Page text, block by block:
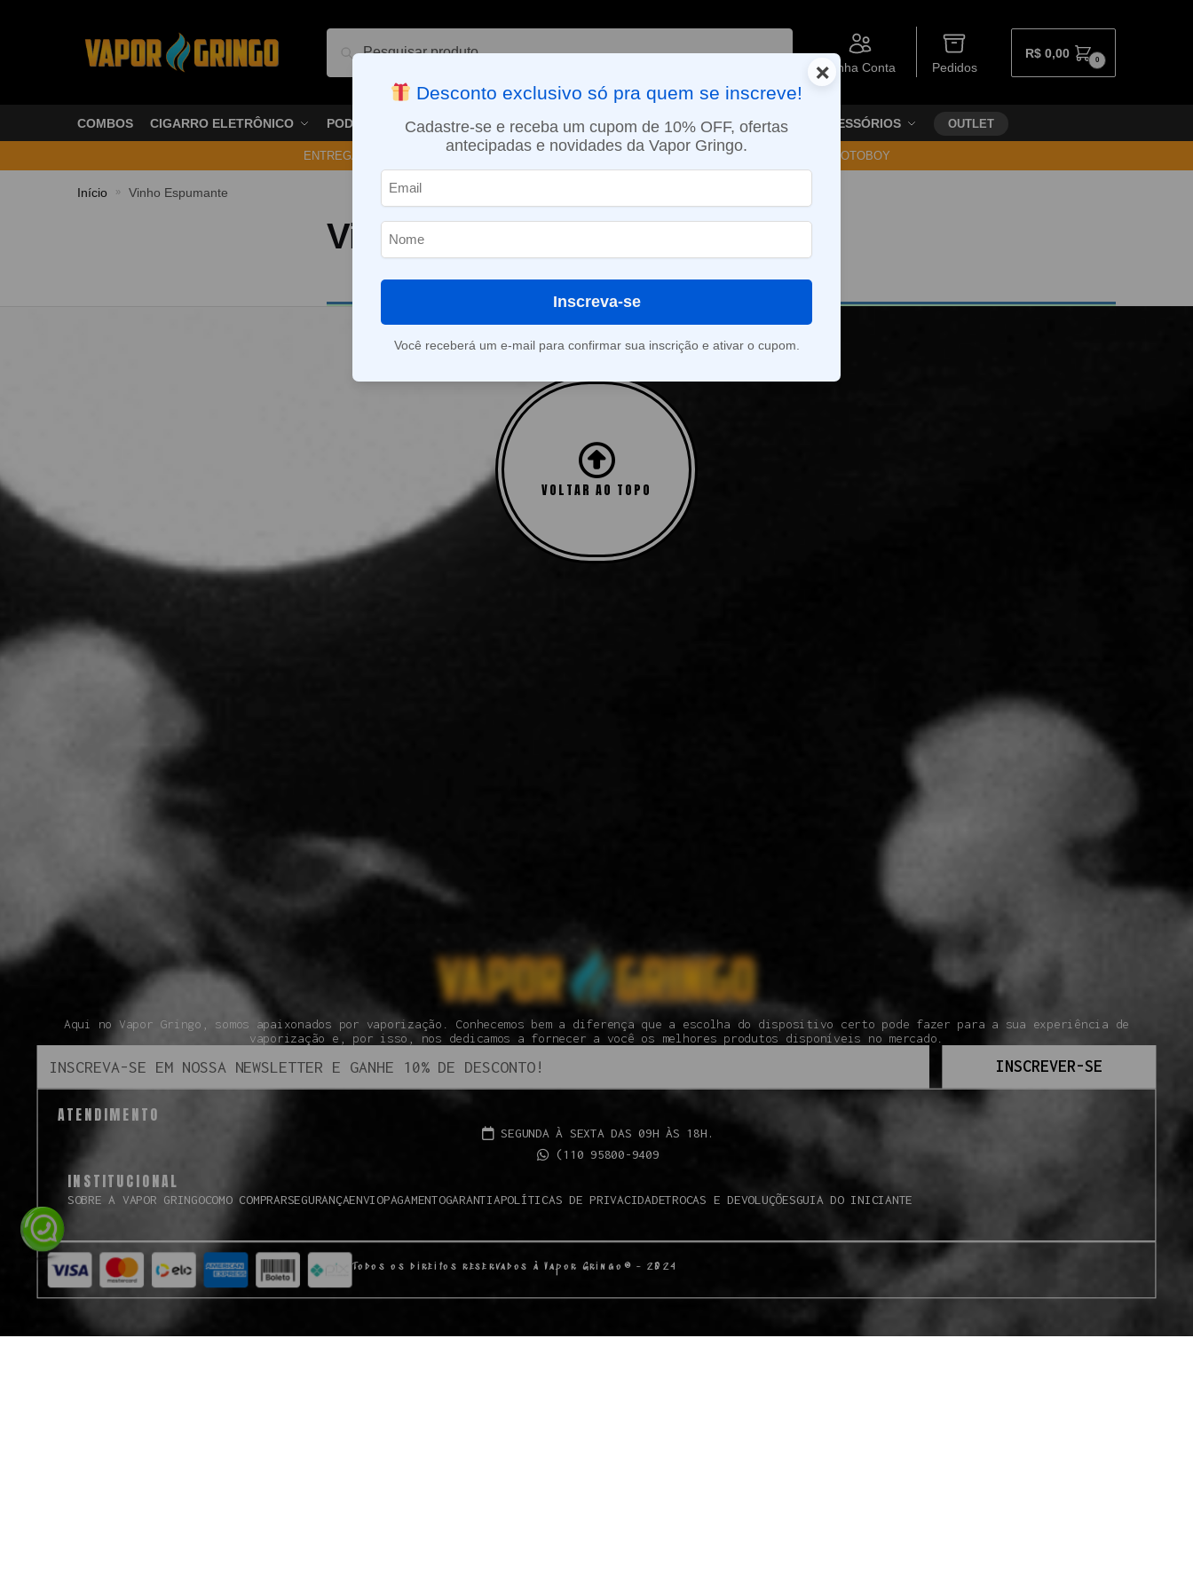
Pesquisar
Minha Conta Pedidos
R$ 0,00 0
COMBOS CIGARRO ELETRÔNICO PODS VAPORIZADOR DE ERVAS E-LIQUÍDOS NICOTINA ORAL ACESSÓRIOS OUTLET
ENTREGA NO MESMO DIA EM SÃO PAULO (SEG A SEX): PEDIDOS APROVADOS ATÉ 15:30 VIA MOTOBOY
Início » Vinho Espumante
Vinho Espumante
Nenhum produto foi encontrado para a sua seleção.
VOLTAR AO TOPO
Aqui no Vapor Gringo, somos apaixonados por vaporização. Conhecemos bem a diferença que a escolha do dispositivo certo pode fazer para a sua experiência de
vaporização e, por isso, nos dedicamos a fornecer a você os melhores produtos disponíveis no mercado.
INSCREVER-SE
ATENDIMENTO
SEGUNDA À SEXTA DAS 09H ÀS 18H.
(110 95800-9409
INSTITUCIONAL
SOBRE A VAPOR GRINGOCOMO COMPRARSEGURANÇAENVIOPAGAMENTOGARANTIAPOLÍTICAS DE PRIVACIDADETROCAS E DEVOLUÇÕESGUIA DO INICIANTE
Todos os direitos reservados à Vapor Gringo® - 2024
×
Desconto exclusivo só pra quem se inscreve!
Cadastre-se e receba um cupom de 10% OFF, ofertas
antecipadas e novidades da Vapor Gringo.
Inscreva-se
Você receberá um e-mail para confirmar sua inscrição e ativar o cupom.